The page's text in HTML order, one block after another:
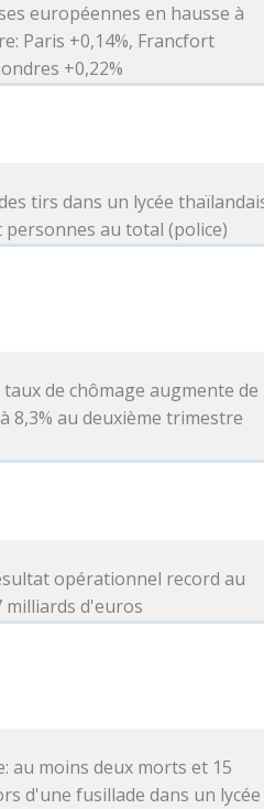
européennes en hausse à
Paris +0,14%, Francfort
+0,22%
tirs dans un lycée
au total (police)
taux de chômage augmente de
8,3% au deuxième trimestre
opérationnel record au
milliards d'euros
au moins deux morts et 15
d'une fusillade dans un lycée